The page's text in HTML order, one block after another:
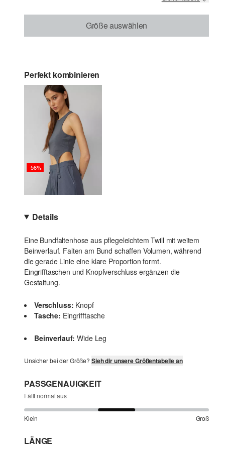
Größe auswählen
Perfekt kombinieren
-56%
Details
Eine Bundfaltenhose aus pflegeleichtem Twill mit weitem
Beinverlauf. Falten am Bund schaffen Volumen, während
die gerade Linie eine klare Proportion formt.
Eingrifftaschen und Knopfverschluss ergänzen die
Gestaltung.
Verschluss: Knopf
Tasche: Eingrifftasche
Beinverlauf: Wide Leg
Unsicher bei der Größe? Sieh dir unsere Größentabelle an
PASSGENAUIGKEIT
Fällt normal aus
Klein Groß
LÄNGE